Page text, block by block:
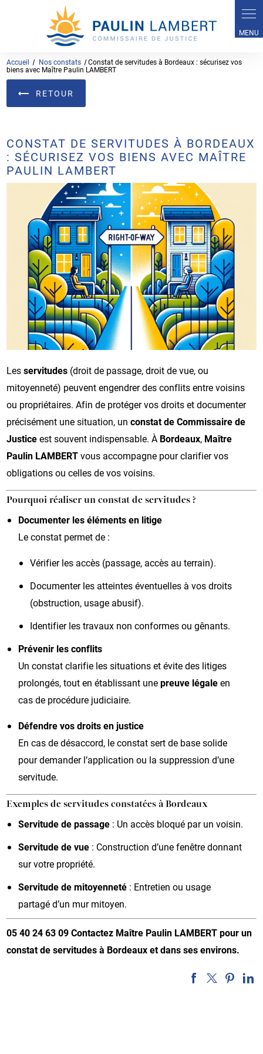
Accueil Nos constats
Constat de servitudes à Bordeaux : sécurisez vos
biens avec Maître Paulin LAMBERT
RETOUR
CONSTAT DE SERVITUDES À BORDEAUX
: SÉCURISEZ VOS BIENS AVEC MAÎTRE
PAULIN LAMBERT
Lesservitudes (droit de passage, droit de vue, ou
mitoyenneté) peuvent engendrer des conflits entre voisins
ou propriétaires. Afin de protéger vos droits et documenter
précisément une situation, unconstat de Commissaire de
Justiceest souvent indispensable. À Bordeaux, Maître
Paulin LAMBERTvous accompagne pour clarifier vos
obligations ou celles de vos voisins.
Pourquoi réaliser un constat de servitudes ?
Documenter les éléments en litige
Le constat permet de :
Vérifier les accès (passage, accès au terrain).
Documenter les atteintes éventuelles à vos droits
(obstruction, usage abusif).
Identifier les travaux non conformes ou gênants.
Prévenir les conflits
Un constat clarifie les situations et évite des litiges
prolongés, tout en établissant unepreuve légaleen
cas de procédure judiciaire.
Défendre vos droits en justice
En cas de désaccord, le constat sert de base solide
pour demander l’application ou la suppression d’une
servitude.
Exemples de servitudes constatées à Bordeaux
Servitude de passage : Un accès bloqué par un voisin.
Servitude de vue : Construction d’une fenêtre donnant
sur votre propriété.
Servitude de mitoyenneté : Entretien ou usage
partagé d’un mur mitoyen.
05 40 24 63 09 Contactez Maître Paulin LAMBERT pour un
constat de servitudes à Bordeaux et dans ses environs.
Panneau de gestion des cookies